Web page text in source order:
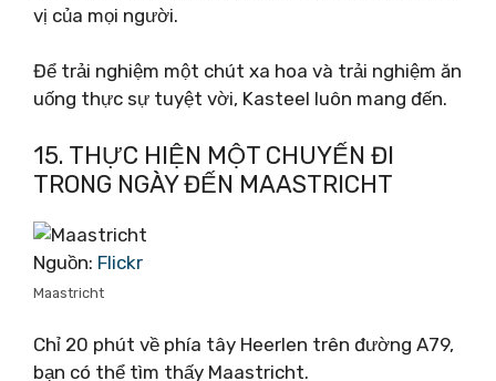
vị của mọi người.
Để trải nghiệm một chút xa hoa và trải nghiệm ăn
uống thực sự tuyệt vời, Kasteel luôn mang đến.
15. THỰC HIỆN MỘT CHUYẾN ĐI
TRONG NGÀY ĐẾN MAASTRICHT
Nguồn: Flickr
Maastricht
Chỉ 20 phút về phía tây Heerlen trên đường A79,
bạn có thể tìm thấy Maastricht.